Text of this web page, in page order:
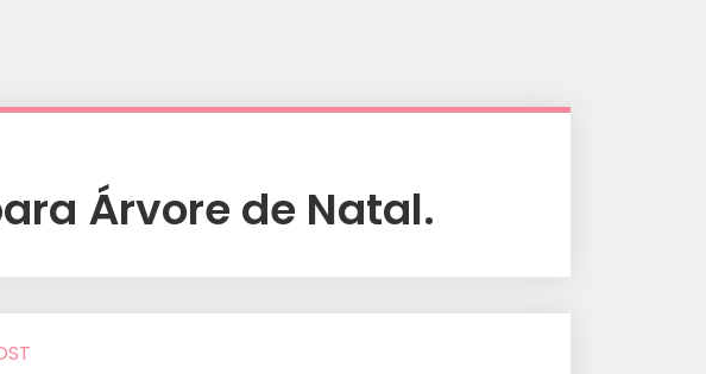
Árvore de Natal.